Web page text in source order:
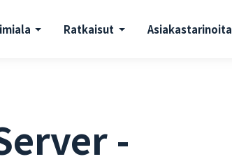
Ratkaisut Asiakastarinoita
-